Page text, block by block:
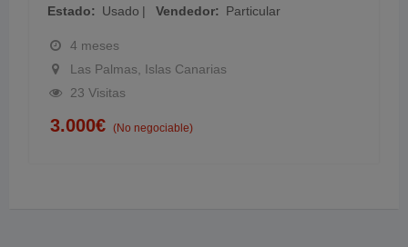
Estado Usado Vendedor Particular
4 meses
Las Palmas, Islas Canarias
23 Visitas
3.000€ (No negociable)